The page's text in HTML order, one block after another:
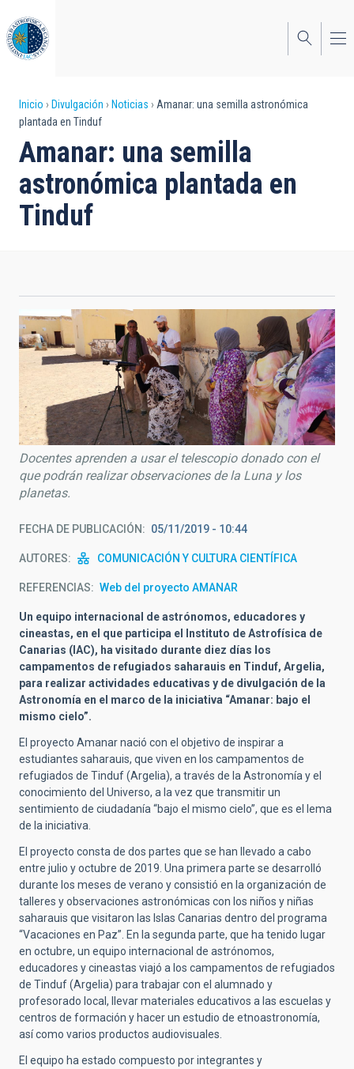
al
contenido
principal
Sobrescribir
enlaces
de
ayuda
a
Inicio Divulgación Noticias
Amanar: una semilla astronómica
plantada en Tinduf
Amanar: una semilla
astronómica plantada en
Tinduf
Docentes aprenden a usar el telescopio donado con el
que podrán realizar observaciones de la Luna y los
planetas.
FECHA DE PUBLICACIÓN 05/11/2019 - 10:44
AUTORES COMUNICACIÓN Y CULTURA CIENTÍFICA
REFERENCIAS Web del proyecto AMANAR
Un equipo internacional de astrónomos, educadores y
cineastas, en el que participa el Instituto de Astrofísica de
Canarias (IAC), ha visitado durante diez días los
campamentos de refugiados saharauis en Tinduf, Argelia,
para realizar actividades educativas y de divulgación de la
Astronomía en el marco de la iniciativa “Amanar: bajo el
mismo cielo”.
El proyecto Amanar nació con el objetivo de inspirar a
estudiantes saharauis, que viven en los campamentos de
refugiados de Tinduf (Argelia), a través de la Astronomía y el
conocimiento del Universo, a la vez que transmitir un
sentimiento de ciudadanía “bajo el mismo cielo”, que es el lema
de la iniciativa.
El proyecto consta de dos partes que se han llevado a cabo
entre julio y octubre de 2019. Una primera parte se desarrolló
durante los meses de verano y consistió en la organización de
talleres y observaciones astronómicas con los niños y niñas
saharauis que visitaron las Islas Canarias dentro del programa
“Vacaciones en Paz”. En la segunda parte, que ha tenido lugar
en octubre, un equipo internacional de astrónomos,
educadores y cineastas viajó a los campamentos de refugiados
de Tinduf (Argelia) para trabajar con el alumnado y
profesorado local, llevar materiales educativos a las escuelas y
centros de formación y hacer un estudio de etnoastronomía,
así como varios productos audiovisuales.
El equipo ha estado compuesto por integrantes y